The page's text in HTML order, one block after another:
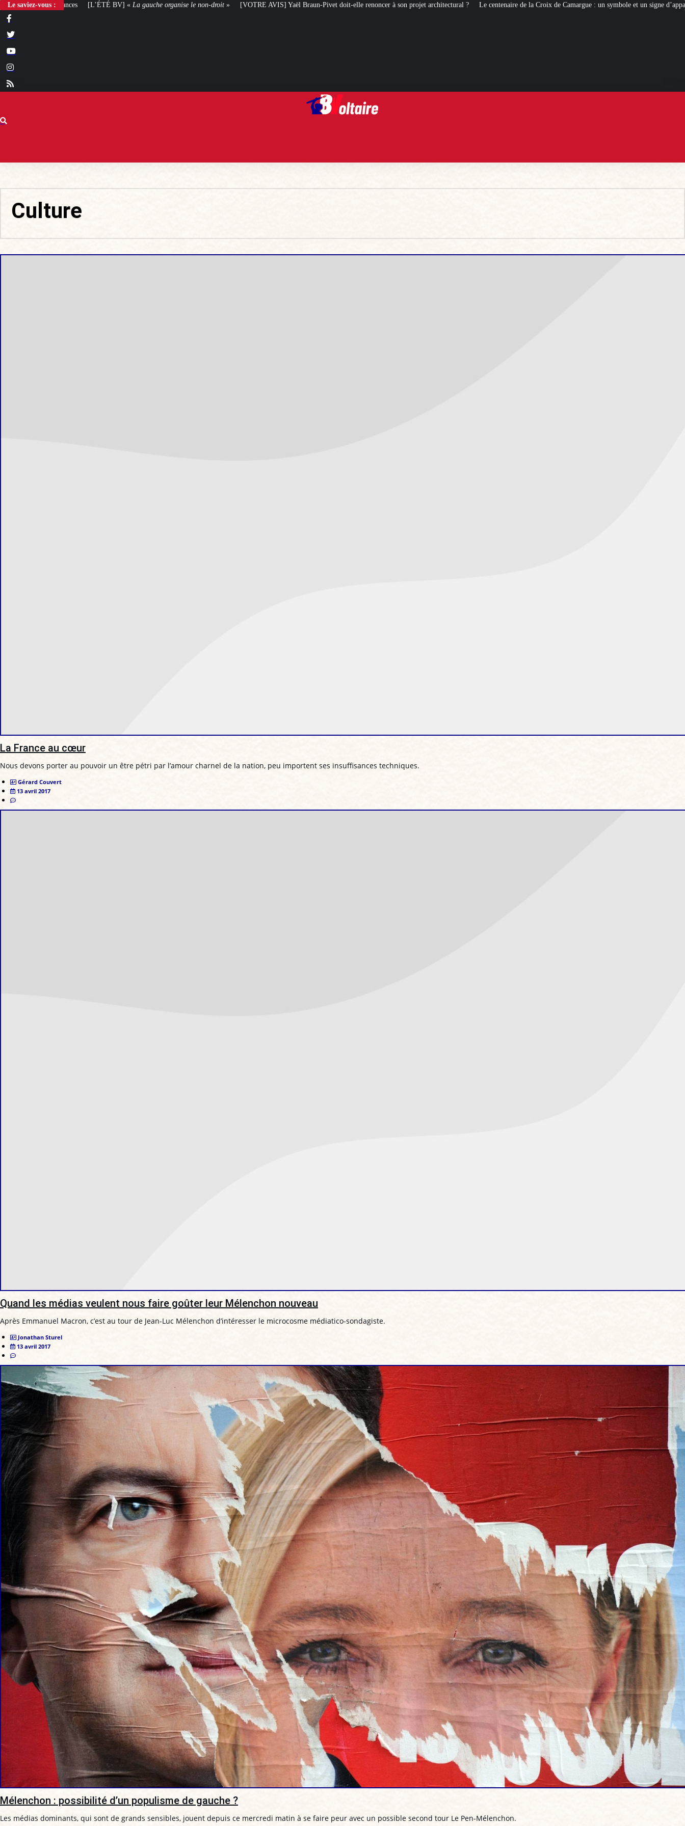
Le saviez-vous :
BV] «La gauche organise le non-droit» [VOTRE AVIS] Yaël Braun-Pivet doit-elle renoncer à son projet architectural ? Le centenaire de la Croix de Camargue : un symbole et un signe d’appartenance [ROMANS D’ÉTÉ]
Culture
La France au cœur
Nous devons porter au pouvoir un être pétri par l’amour charnel de la nation, peu importent ses insuffisances techniques.
Gérard Couvert
13 avril 2017
Quand les médias veulent nous faire goûter leur Mélenchon nouveau
Après Emmanuel Macron, c’est au tour de Jean-Luc Mélenchon d’intéresser le microcosme médiatico-sondagiste.
Jonathan Sturel
13 avril 2017
Mélenchon : possibilité d’un populisme de gauche ?
Les médias dominants, qui sont de grands sensibles, jouent depuis ce mercredi matin à se faire peur avec un possible second tour Le Pen-Mélenchon.